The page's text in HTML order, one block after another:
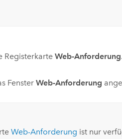
RegisterkarteWeb-Anforderung.
FensterWeb-Anforderung
Web-Anforderung ist nur